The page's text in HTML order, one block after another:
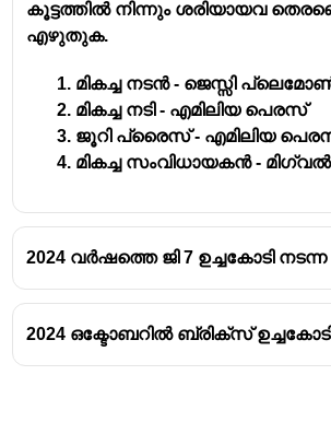
കൂട്ടത്തിൽ നിന്നും ശരിയായവ
എഴുതുക.
മികച്ച നടൻ - ജെസ്സി
മികച്ച നടി - എമിലിയ പെരസ്
ജൂറി പ്രൈസ് - എമിലിയ
മികച്ച സംവിധായകൻ -
2024 വർഷത്തെ ജി 7 ഉച്ചകോടി നടന്ന
2024 ഒക്ടോബറിൽ ബ്രിക്സ്